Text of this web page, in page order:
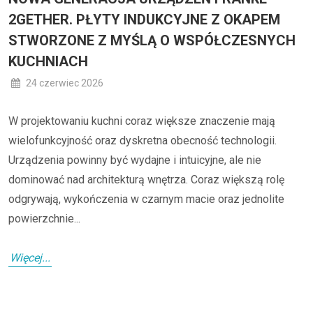
2GETHER. PŁYTY INDUKCYJNE Z OKAPEM
STWORZONE Z MYŚLĄ O WSPÓŁCZESNYCH
KUCHNIACH
24 czerwiec 2026
W projektowaniu kuchni coraz większe znaczenie mają
wielofunkcyjność oraz dyskretna obecność technologii.
Urządzenia powinny być wydajne i intuicyjne, ale nie
dominować nad architekturą wnętrza. Coraz większą rolę
odgrywają, wykończenia w czarnym macie oraz jednolite
powierzchnie...
Więcej...